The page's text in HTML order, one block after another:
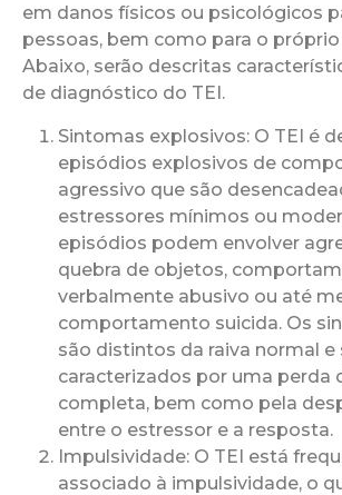
em danos físicos ou psicológicos
pessoas, bem como para o
Abaixo, serão descritas
de diagnóstico do TEI.
Sintomas explosivos: O TEI é
episódios explosivos de
agressivo que são
estressores mínimos ou
episódios podem envolver
quebra de objetos,
verbalmente abusivo ou até
comportamento suicida. Os
são distintos da raiva normal e
caracterizados por uma perda
completa, bem como pela
entre o estressor e a resposta.
Impulsividade: O TEI está
associado à impulsividade, o